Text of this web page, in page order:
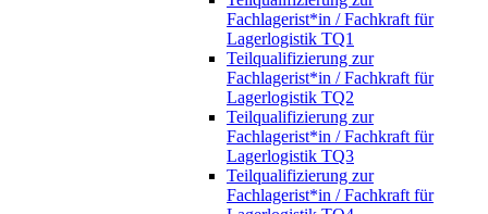
Fachlagerist*in / Fachkraft für
Lagerlogistik TQ1
Teilqualifizierung zur
Fachlagerist*in / Fachkraft für
Lagerlogistik TQ2
Teilqualifizierung zur
Fachlagerist*in / Fachkraft für
Lagerlogistik TQ3
Teilqualifizierung zur
Fachlagerist*in / Fachkraft für